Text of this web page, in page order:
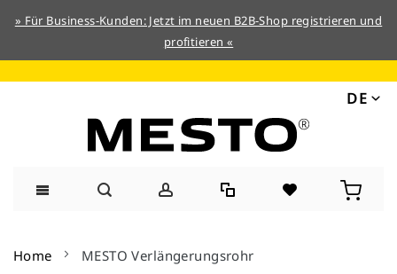
» Für Business-Kunden: Jetzt im neuen B2B-Shop registrieren und
profitieren «
DE
Inhalt
Home MESTO Verlängerungsrohr